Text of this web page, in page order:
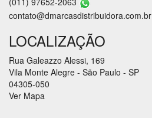
contato@dmarcasdistribuidora.com.br
LOCALIZAÇÃO
Rua Galeazzo Alessi, 169
Vila Monte Alegre - São Paulo - SP
04305-050
Ver Mapa